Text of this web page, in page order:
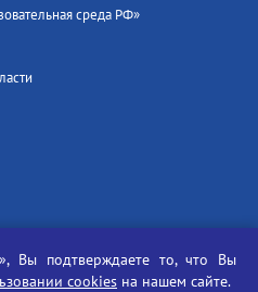
среда РФ»
Вы подтверждаете то, что Вы
cookies на нашем сайте.